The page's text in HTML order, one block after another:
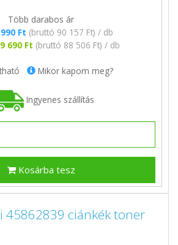
Több darabos ár
Ft (bruttó 90 157 Ft) / db
690 Ft (bruttó 88 506 Ft) / db
Mikor kapom meg?
Ingyenes szállítás
Kosárba tesz
45862839 ciánkék toner